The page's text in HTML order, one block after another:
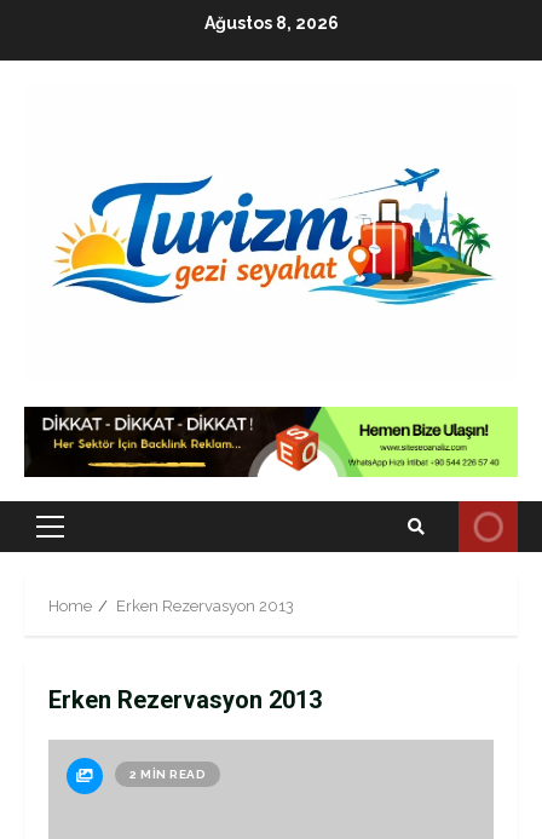
Ağustos 8, 2026
Primary
Home Erken Rezervasyon 2013
Erken Rezervasyon 2013
2 MIN READ